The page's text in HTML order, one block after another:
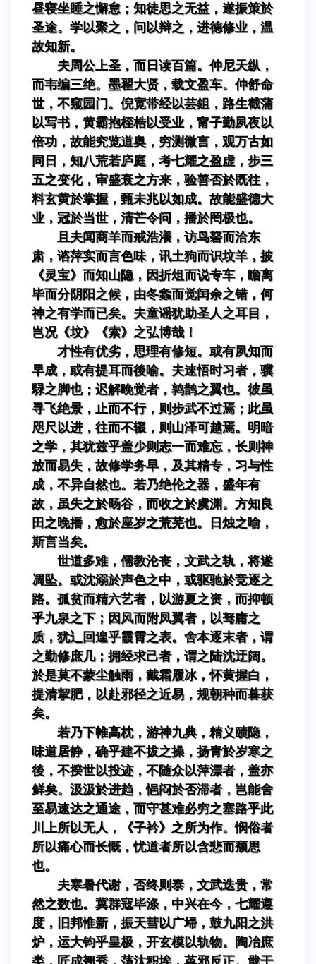
昼寝坐睡之懈怠；知徒思之无益，遂振策於
圣途。学以聚之，问以辩之，进德修业，温
故知新。
夫周公上圣，而日读百篇。仲尼天纵，
而韦编三绝。墨翟大贤，载文盈车。仲舒命
世，不窥园门。倪宽带经以芸鉏，路生截蒲
以写书，黄霸抱桎梏以受业，甯子勤夙夜以
倍功，故能究览道奥，穷测微言，观万古如
同日，知八荒若庐庭，考七耀之盈虚，步三
五之变化，审盛衰之方来，验善否於既往，
料玄黄於掌握，甄未兆以如成。故能盛德大
业，冠於当世，清芒令问，播於罔极也。
且夫闻商羊而戒浩瀁，访鸟砮而洽东
肃，谘萍实而言色味，讯土狗而识坟羊，披
《灵宝》而知山隐，因折俎而说专车，瞻离
毕而分阴阳之候，由冬螽而觉闰余之错，何
神之有学而已矣。夫童谣犹助圣人之耳目，
岂况《坟》《索》之弘博哉！
才性有优劣，思理有修短。或有夙知而
早成，或有提耳而後喻。夫速悟时习者，骥
騄之脚也；迟解晚觉者，鹑鹊之翼也。彼虽
寻飞绝景，止而不行，则步武不过焉；此虽
咫尺以进，往而不辍，则山泽可越焉。明暗
之学，其犹兹乎盖少则志一而难忘，长则神
放而易失，故修学务早，及其精专，习与性
成，不异自然也。若乃绝伦之器，盛年有
故，虽失之於旸谷，而收之於虞渊。方知良
田之晚播，愈於座岁之荒芜也。日烛之喻，
斯言当矣。
世道多难，儒教沦丧，文武之轨，将遂
凋坠。或沈溺於声色之中，或驱驰於竞逐之
路。孤贫而精六艺者，以游夏之资，而抑顿
乎九泉之下；因风而附凤翼者，以驽庸之
质，犹辶回遑乎霞霄之表。舍本逐末者，谓
之勤修庶几；拥经求己者，谓之陆沈迂阔。
於是莫不蒙尘触雨，戴霜履冰，怀黄握白，
提清挈肥，以赴邪径之近易，规朝种而暮获
矣。
若乃下帷高枕，游神九典，精义赜隐，
味道居静，确乎建不拔之操，扬青於岁寒之
後，不揆世以投迹，不随众以萍漂者，盖亦
鲜矣。汲汲於进趋，悒闷於否滞者，岂能舍
至易速达之通途，而守甚难必穷之塞路乎此
川上所以无人，《子衿》之所为作。悯俗者
所以痛心而长慨，忧道者所以含悲而颓思
也。
夫寒暑代谢，否终则泰，文武迭贵，常
然之数也。冀群寇毕涤，中兴在今，七耀遵
度，旧邦惟新，振天彗以广埽，鼓九阳之洪
炉，运大钧乎皇极，开玄模以轨物。陶冶庶
类，匠成翘秀，荡汰积埃，革邪反正。戢干